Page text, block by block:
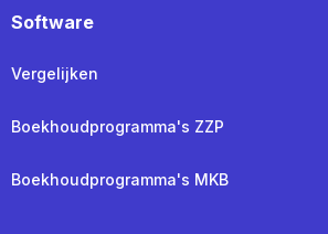
Software
Vergelijken
Boekhoudprogramma's ZZP
Boekhoudprogramma's MKB